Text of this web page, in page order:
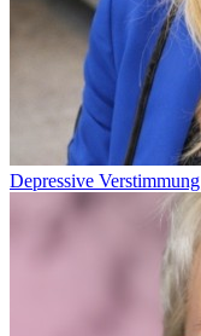
Depressive Verstimmung